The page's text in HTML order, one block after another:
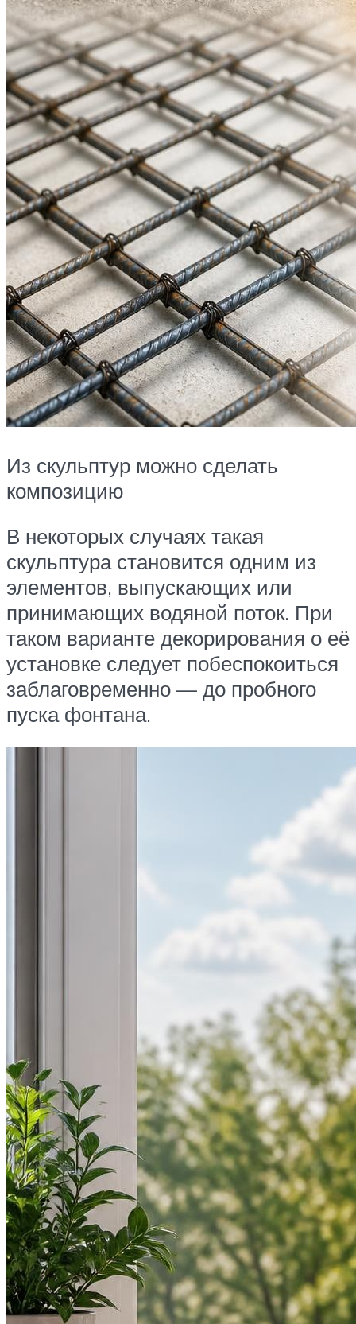
Из скульптур можно сделать
композицию
В некоторых случаях такая
скульптура становится одним из
элементов, выпускающих или
принимающих водяной поток. При
таком варианте декорирования о её
установке следует побеспокоиться
заблаговременно — до пробного
пуска фонтана.